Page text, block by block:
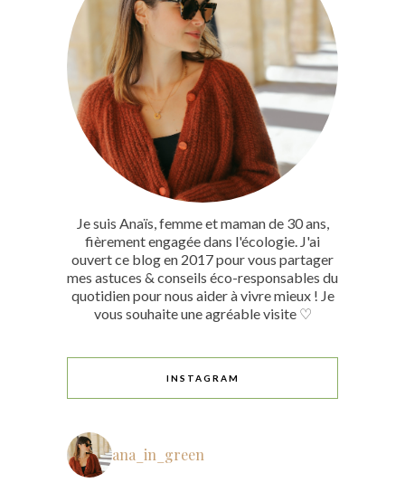
Je suis Anaïs, femme et maman de 30 ans,
fièrement engagée dans l'écologie. J'ai
ouvert ce blog en 2017 pour vous partager
mes astuces & conseils éco-responsables du
quotidien pour nous aider à vivre mieux ! Je
vous souhaite une agréable visite ♡
INSTAGRAM
ana_in_green